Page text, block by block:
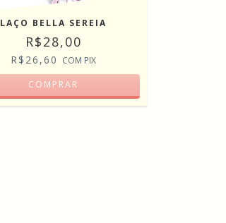
LAÇO BELLA SEREIA
R$28,00
R$26,60 COM PIX
COMPRAR